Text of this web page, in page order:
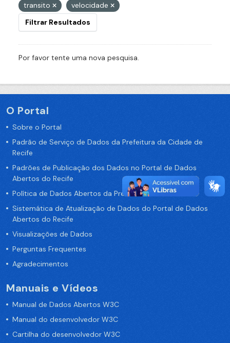
transito
velocidade
Filtrar Resultados
Por favor tente uma nova pesquisa.
O Portal
Sobre o Portal
Padrão de Serviço de Dados da Prefeitura da Cidade de
Recife
Padrões de Publicação dos Dados no Portal de Dados
Abertos do Recife
Política de Dados Abertos da Prefeitura do Recife
Sistemática de Atualização de Dados do Portal de Dados
Abertos do Recife
Visualizações de Dados
Perguntas Frequentes
Agradecimentos
Manuais e Vídeos
Manual de Dados Abertos W3C
Manual do desenvolvedor W3C
Cartilha do desenvolvedor W3C